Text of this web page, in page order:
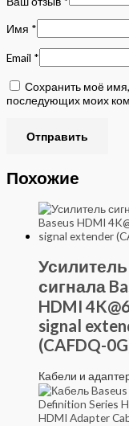
Имя *
Email *
Сохранить моё
последующих моих
Похожие
Усилитель
сигнала
HDMI
signal
(CAFDQ-
Кабели и